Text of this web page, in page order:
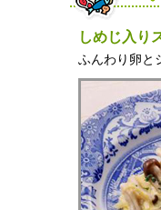
しめじ入り
ふんわり卵と